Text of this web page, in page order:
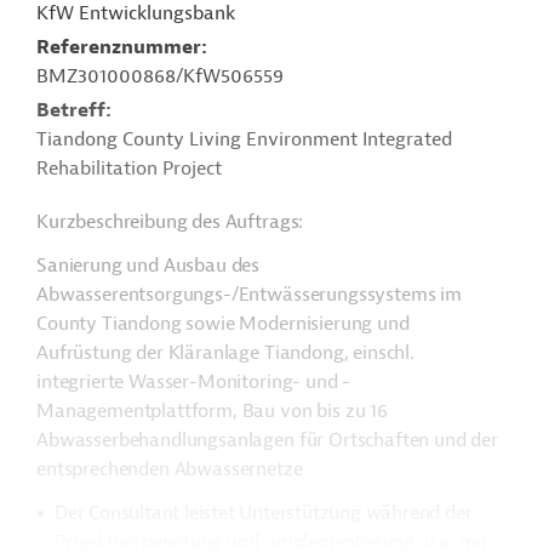
KfW Entwicklungsbank
Referenznummer
BMZ301000868/KfW506559
Betreff
Tiandong County Living Environment Integrated
Rehabilitation Project
Kurzbeschreibung des Auftrags:
Sanierung und Ausbau des
Abwasserentsorgungs-/Entwässerungssystems im
County Tiandong sowie Modernisierung und
Aufrüstung der Kläranlage Tiandong, einschl.
integrierte Wasser-Monitoring- und -
Managementplattform, Bau von bis zu 16
Abwasserbehandlungsanlagen für Ortschaften und der
entsprechenden Abwassernetze